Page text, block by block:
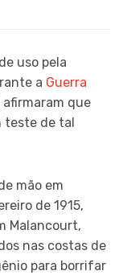
uso pela
a Guerra
que
teste de tal
mão em
de 1915,
Malancourt,
nas costas de
para borrifar